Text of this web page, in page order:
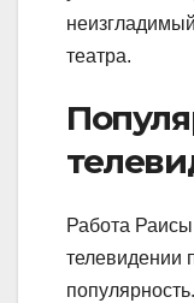
театра.
Работа
телевидении